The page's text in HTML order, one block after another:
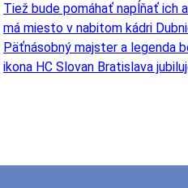
Tiež bude pomáhať napĺňať ich
má miesto v nabitom kádri
Päťnásobný majster a legenda
ikona HC Slovan Bratislava